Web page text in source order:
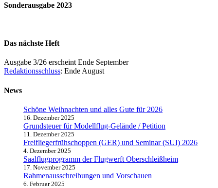
Sonderausgabe 2023
Das nächste Heft
Ausgabe 3/26 erscheint Ende September
Redaktionsschluss: Ende August
News
Schöne Weihnachten und alles Gute für 2026
16. Dezember 2025
Grundsteuer für Modellflug-Gelände / Petition
11. Dezember 2025
Freifliegerfrühschoppen (GER) und Seminar (SUI) 2026
4. Dezember 2025
Saalflugprogramm der Flugwerft Oberschleißheim
17. November 2025
Rahmenausschreibungen und Vorschauen
6. Februar 2025